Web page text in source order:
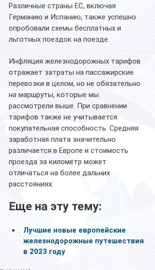
Различные страны ЕС, включая
Германию и Испанию, также успешно
опробовали схемы бесплатных и
льготных поездок на поезде.
Инфляция железнодорожных тарифов
отражает затраты на пассажирские
перевозки в целом, но не обязательно
на маршруты, которые мы
рассмотрели выше. При сравнении
тарифов также не учитывается
покупательная способность. Средняя
заработная плата значительно
различается в Европе и стоимость
проезда за километр может
отличаться на более дальних
расстояниях.
Еще на эту тему:
Лучшие новые европейские
железнодорожные путешествия
в 2023 году